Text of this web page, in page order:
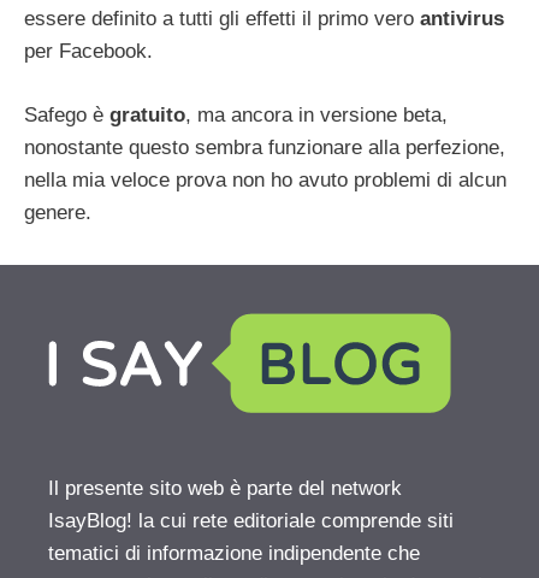
essere definito a tutti gli effetti il primo vero antivirus
per Facebook.
Safego è gratuito, ma ancora in versione beta,
nonostante questo sembra funzionare alla perfezione,
nella mia veloce prova non ho avuto problemi di alcun
genere.
Il presente sito web è parte del network
IsayBlog! la cui rete editoriale comprende siti
tematici di informazione indipendente che